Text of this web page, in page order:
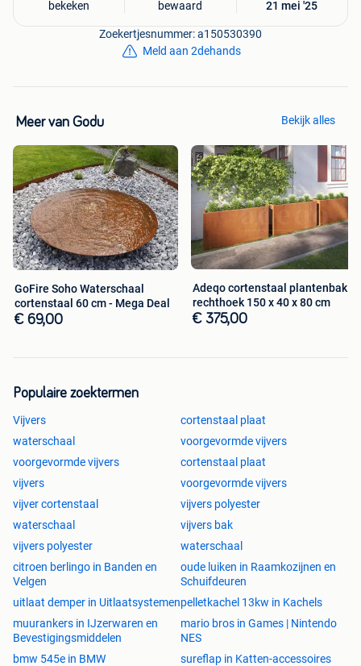
bekeken
bewaard
21 mei '25
Zoekertjesnummer: a150530390
Meld aan 2dehands
Meer van Godu Bekijk alles
GoFire Soho Waterschaal
cortenstaal 60 cm - Mega Deal
€ 69,00
Adeqo cortenstaal plantenbak
rechthoek 150 x 40 x 80 cm
€ 375,00
Populaire zoektermen
Vijvers
cortenstaal plaat
waterschaal
voorgevormde vijvers
voorgevormde vijvers
cortenstaal plaat
vijvers
voorgevormde vijvers
vijver cortenstaal
vijvers polyester
waterschaal
vijvers bak
vijvers polyester
waterschaal
citroen berlingo in Banden en
Velgen
oude luiken in Raamkozijnen en
Schuifdeuren
uitlaat demper in Uitlaatsystemenpelletkachel 13kw in Kachels
muurankers in IJzerwaren en
Bevestigingsmiddelen
mario bros in Games | Nintendo
NES
bmw 545e in BMW
sureflap in Katten-accessoires